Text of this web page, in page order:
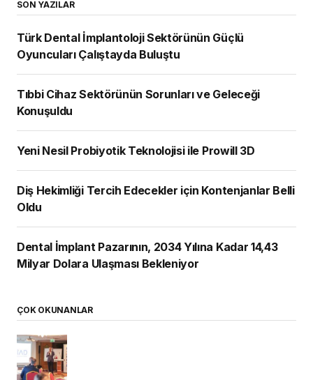
SON YAZILAR
Türk Dental İmplantoloji Sektörünün Güçlü
Oyuncuları Çalıştayda Buluştu
Tıbbi Cihaz Sektörünün Sorunları ve Geleceği
Konuşuldu
Yeni Nesil Probiyotik Teknolojisi ile Prowill 3D
Diş Hekimliği Tercih Edecekler için Kontenjanlar Belli
Oldu
Dental İmplant Pazarının, 2034 Yılına Kadar 14,43
Milyar Dolara Ulaşması Bekleniyor
ÇOK OKUNANLAR